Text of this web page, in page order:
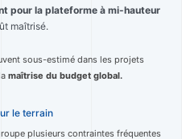
pour la plateforme à mi-hauteur
maîtrisé.
sous-estimé dans les projets
maîtrise du budget global.
le terrain
plusieurs contraintes fréquentes